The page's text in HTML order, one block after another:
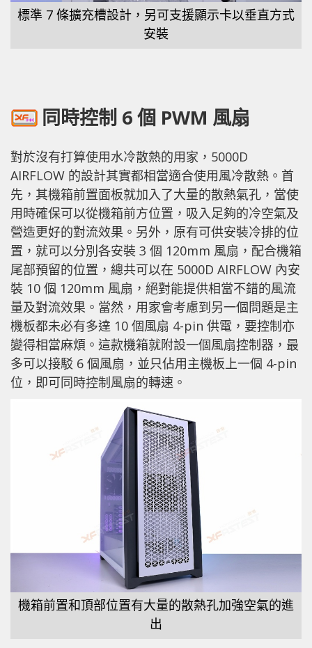
標準 7 條擴充槽設計，另可支援顯示卡以垂直方式
安裝
同時控制 6 個 PWM 風扇
對於沒有打算使用水冷散熱的用家，5000D
AIRFLOW 的設計其實都相當適合使用風冷散熱。首
先，其機箱前置面板就加入了大量的散熱氣孔，當使
用時確保可以從機箱前方位置，吸入足夠的冷空氣及
營造更好的對流效果。另外，原有可供安裝冷排的位
置，就可以分別各安裝 3 個 120mm 風扇，配合機箱
尾部預留的位置，總共可以在 5000D AIRFLOW 內安
裝 10 個 120mm 風扇，絕對能提供相當不錯的風流
量及對流效果。當然，用家會考慮到另一個問題是主
機板都未必有多達 10 個風扇 4-pin 供電，要控制亦
變得相當麻煩。這款機箱就附設一個風扇控制器，最
多可以接駁 6 個風扇，並只佔用主機板上一個 4-pin
位，即可同時控制風扇的轉速。
機箱前置和頂部位置有大量的散熱孔加強空氣的進
出